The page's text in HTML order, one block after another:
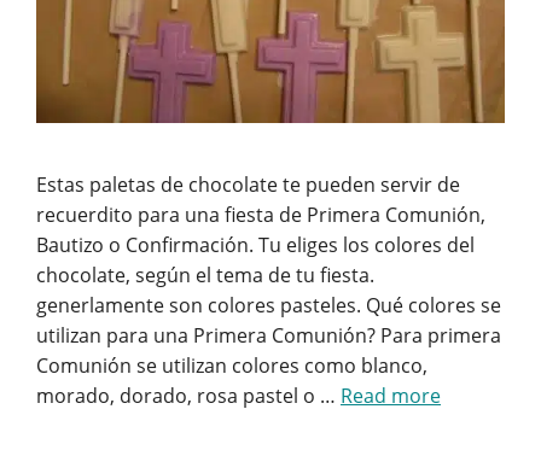
Estas paletas de chocolate te pueden servir de
recuerdito para una fiesta de Primera Comunión,
Bautizo o Confirmación. Tu eliges los colores del
chocolate, según el tema de tu fiesta.
generlamente son colores pasteles. Qué colores se
utilizan para una Primera Comunión? Para primera
Comunión se utilizan colores como blanco,
morado, dorado, rosa pastel o … Read more